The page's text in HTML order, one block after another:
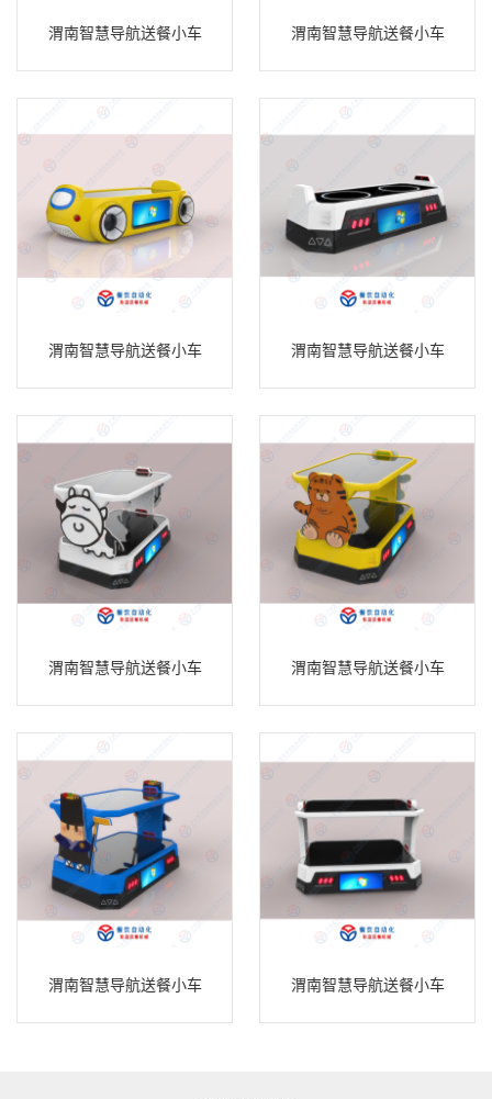
渭南智慧导航送餐小车 渭南智慧导航送餐小车
渭南智慧导航送餐小车 渭南智慧导航送餐小车
渭南智慧导航送餐小车 渭南智慧导航送餐小车
渭南智慧导航送餐小车 渭南智慧导航送餐小车